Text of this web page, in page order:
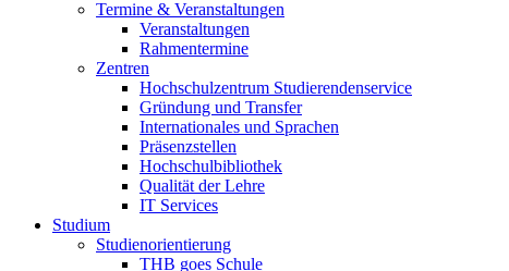
Termine & Veranstaltungen
Veranstaltungen
Rahmentermine
Zentren
Hochschulzentrum Studierendenservice
Gründung und Transfer
Internationales und Sprachen
Präsenzstellen
Hochschulbibliothek
Qualität der Lehre
IT Services
Studium
Studienorientierung
THB goes Schule